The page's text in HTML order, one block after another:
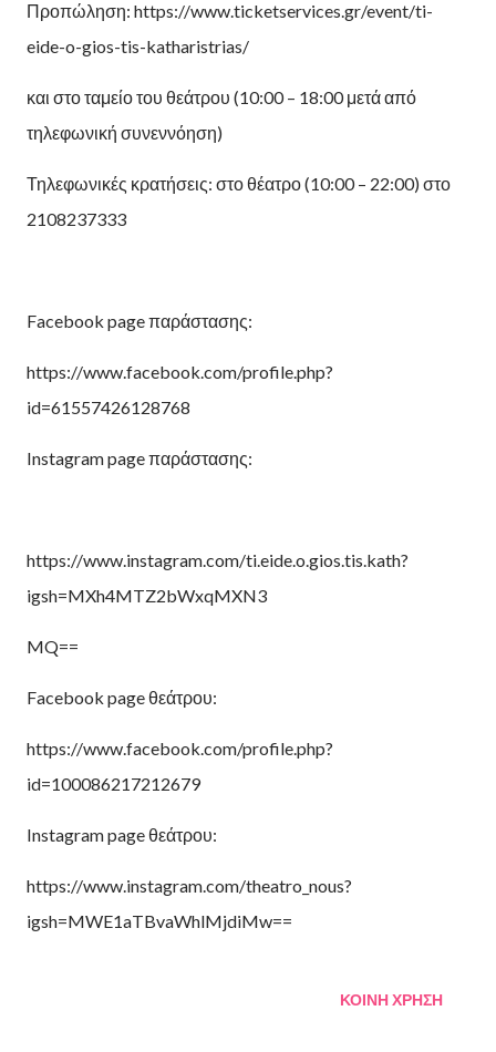
Προπώληση: https://www.ticketservices.gr/event/ti-
eide-o-gios-tis-katharistrias/
και στο ταμείο του θεάτρου (10:00 – 18:00 μετά από
τηλεφωνική συνεννόηση)
Τηλεφωνικές κρατήσεις: στο θέατρο (10:00 – 22:00) στο
2108237333
Facebook page παράστασης:
https://www.facebook.com/profile.php?
id=61557426128768
Instagram page παράστασης:
https://www.instagram.com/ti.eide.o.gios.tis.kath?
igsh=MXh4MTZ2bWxqMXN3
MQ==
Facebook page θεάτρου:
https://www.facebook.com/profile.php?
id=100086217212679
Instagram page θεάτρου:
https://www.instagram.com/theatro_nous?
igsh=MWE1aTBvaWhlMjdiMw==
ΚΟΙΝΉ ΧΡΉΣΗ